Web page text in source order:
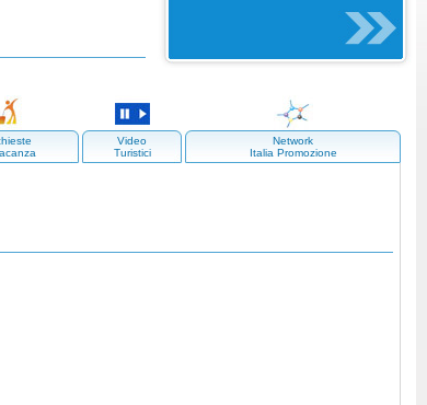
Video
Turistici
Network
Italia Promozione